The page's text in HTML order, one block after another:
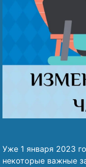
Уже 1 января 2023
некоторые важные